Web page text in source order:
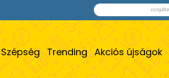
Szépség Trending Akciós újságok